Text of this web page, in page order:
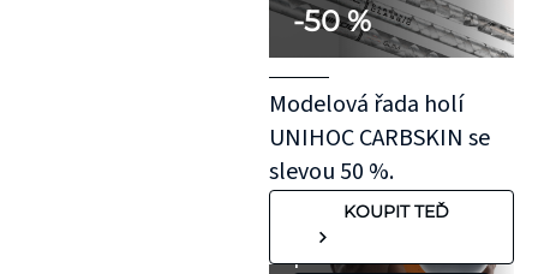
-50 %
Modelová řada holí
UNIHOC CARBSKIN se
slevou 50 %.
KOUPIT TEĎ
kousek KT pásky
aplikovaný bez
roztažení nejprve
na oblast se
"silnější"
pokožkou, jako je
koleno, nebo
předloktí.